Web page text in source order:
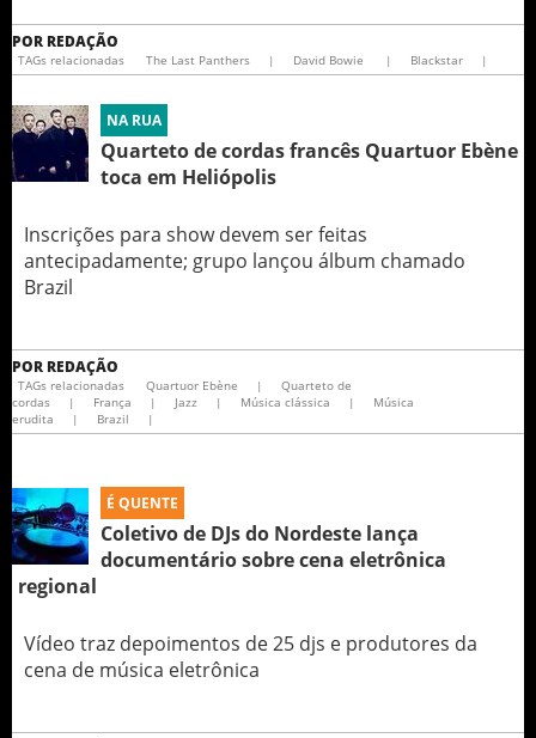
POR REDAÇÃO
TAGs relacionadas The Last Panthers | David Bowie | Blackstar |
NA RUA
Quarteto de cordas francês Quartuor Ebène
toca em Heliópolis
Inscrições para show devem ser feitas
antecipadamente; grupo lançou álbum chamado
Brazil
POR REDAÇÃO
TAGs relacionadas Quartuor Ebène |
Quarteto de
cordas
| França | Jazz | Música clássica |
Música
erudita
| Brazil |
É QUENTE
Coletivo de DJs do Nordeste lança
documentário sobre cena eletrônica
regional
Vídeo traz depoimentos de 25 djs e produtores da
cena de música eletrônica